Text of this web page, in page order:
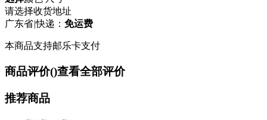
请选择收货地址
广东省|快递： 免运费
本商品支持邮乐卡支付
商品评价()查看全部评价
推荐商品